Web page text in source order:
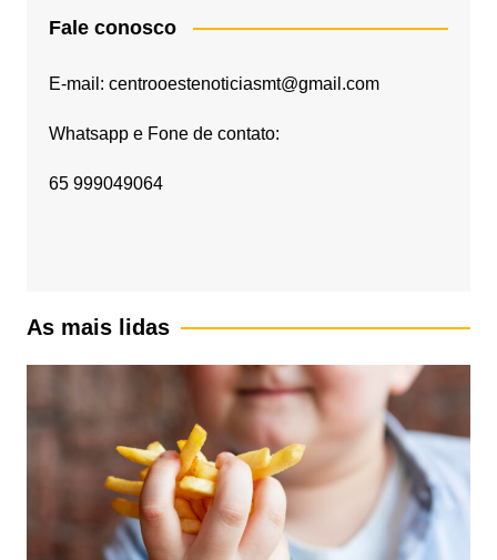
Fale conosco
E-mail: centrooestenoticiasmt@gmail.com
Whatsapp e Fone de contato:
65 999049064
As mais lidas